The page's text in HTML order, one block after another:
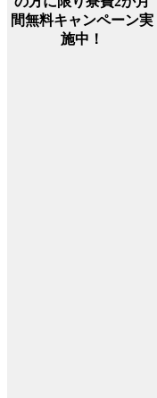
間無料キャンペーン実
施中！